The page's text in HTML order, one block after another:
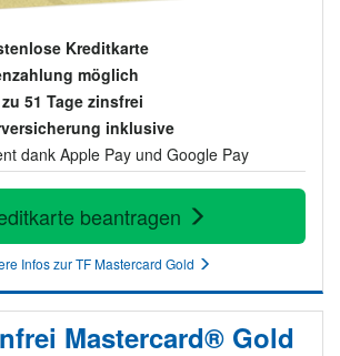
Kreditkarte
möglich
51 Tage zinsfrei
inklusive
dank Apple Pay und Google Pay
beantragen
Infos zur TF Mastercard Gold
Mastercard® Gold